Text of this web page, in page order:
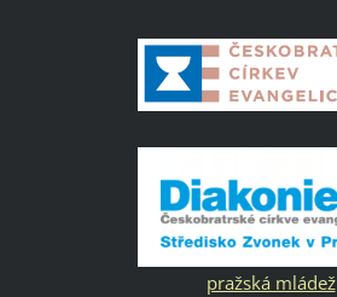
pražská mládež